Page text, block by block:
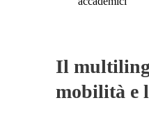
Il
mobilità e